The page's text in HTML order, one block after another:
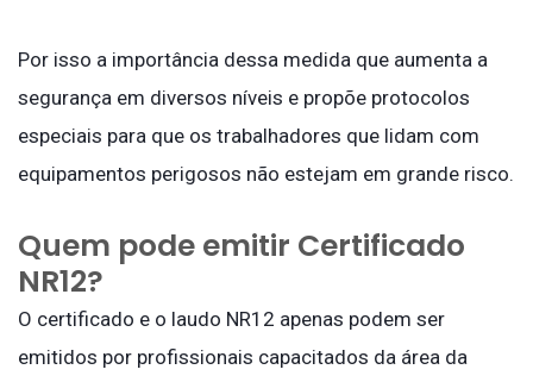
Por isso a importância dessa medida que aumenta a
segurança em diversos níveis e propõe protocolos
especiais para que os trabalhadores que lidam com
equipamentos perigosos não estejam em grande risco.
Quem pode emitir Certificado
NR12?
O certificado e o laudo NR12 apenas podem ser
emitidos por profissionais capacitados da área da